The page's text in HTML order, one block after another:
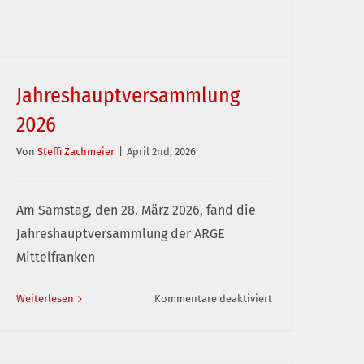
Jahreshauptversammlung
2026
VonSteffi Zachmeier April 2nd, 2026
Am Samstag, den 28. März 2026, fand die
Jahreshauptversammlung der ARGE
Mittelfranken
Weiterlesen Kommentare deaktiviertfür